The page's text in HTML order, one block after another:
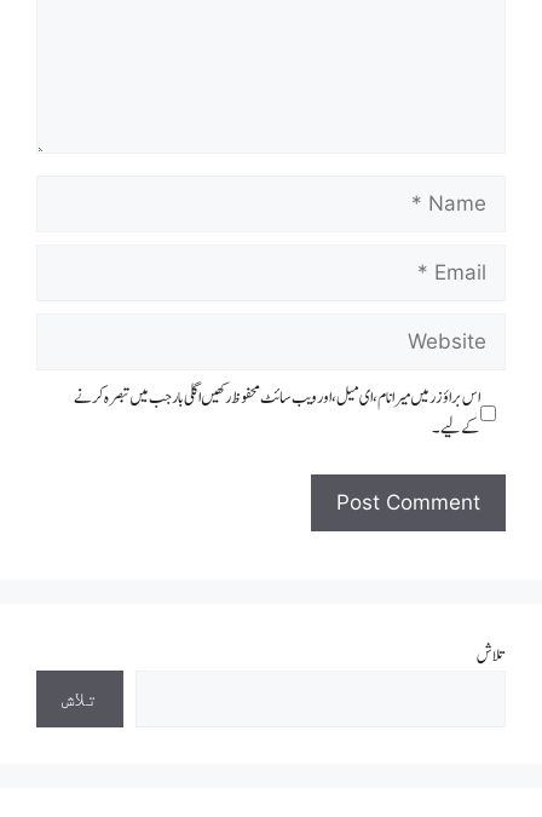
Email
Website
اس براؤزر میں میرا نام، ای میل، اور ویب سائٹ محفوظ رکھیں اگلی بار جب میں تبصرہ کرنے
کےلیے۔
تلاش
تلاش